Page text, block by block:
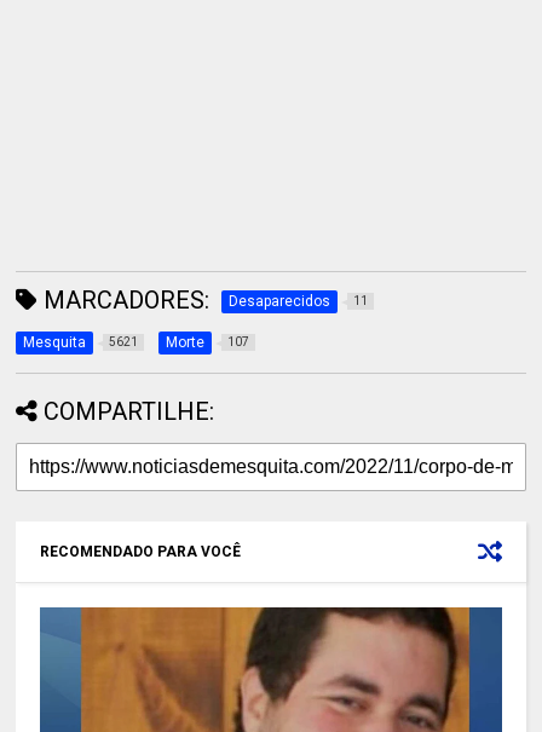
MARCADORES: Desaparecidos 11
Mesquita 5621 Morte 107
COMPARTILHE:
RECOMENDADO PARA VOCÊ